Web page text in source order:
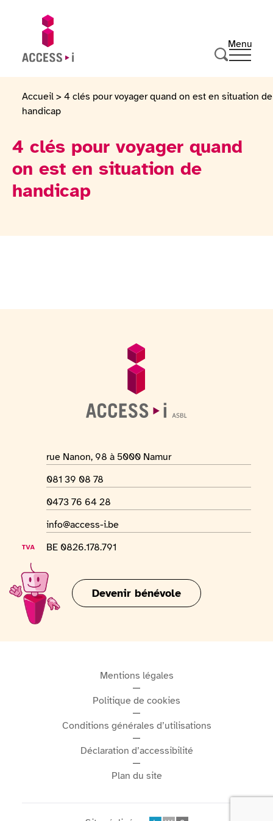
Passer au contenu
Menu
Ouvrir
Accueil > 4 clés pour voyager quand on est en situation de
handicap
4 clés pour voyager quand
on est en situation de
handicap
Informations générales
Adresse du lieu
rue Nanon, 98 à 5000 Namur
Numéro de téléphone
081 39 08 78
Numéro Whatsapp
0473 76 64 28
Adresse mail
info@access-i.be
Numéro de TVA
BE 0826.178.791
Devenir bénévole
Mentions légales
Politique de cookies
Conditions générales d’utilisations
Déclaration d’accessibilité
Plan du site